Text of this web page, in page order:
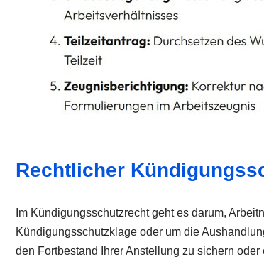
Rechtlicher
Im Kündigungsschutzrecht geht es darum,
Kündigungsschutzklage oder um die
den Fortbestand Ihrer Anstellung zu sichern